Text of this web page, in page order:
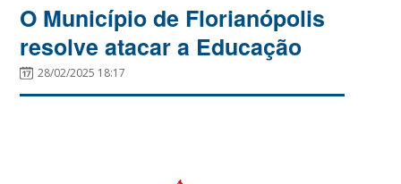
O Município de Florianópolis
resolve atacar a Educação
28/02/2025 18:17